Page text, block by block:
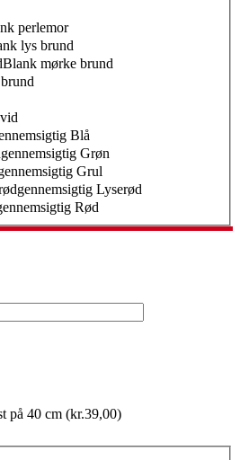
perlemor
lys brund
Blank mørke brund
Blå
gennemsigtig Grøn
Grul
gennemsigtig Lyserød
Rød
på 40 cm (kr.39,00)